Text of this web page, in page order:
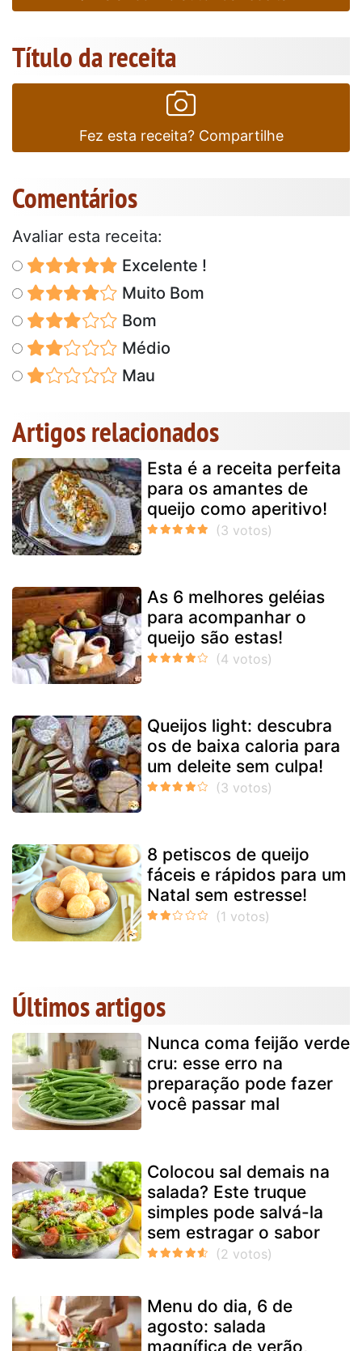
Título da receita
Fez esta receita? Compartilhe
Comentários
Avaliar esta receita:
Excelente !
Muito Bom
Bom
Médio
Mau
Artigos relacionados
Esta é a receita perfeita
para os amantes de
queijo como aperitivo!
As 6 melhores geléias
para acompanhar o
queijo são estas!
Queijos light: descubra
os de baixa caloria para
um deleite sem culpa!
8 petiscos de queijo
fáceis e rápidos para um
Natal sem estresse!
Últimos artigos
Nunca coma feijão verde
cru: esse erro na
preparação pode fazer
você passar mal
Colocou sal demais na
salada? Este truque
simples pode salvá-la
sem estragar o sabor
Menu do dia, 6 de
agosto: salada
magnífica de verão,